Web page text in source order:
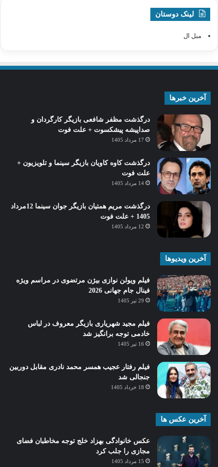
لینک دوستان
مبل ال
آخرین خبرها
درگذشت مظفر شافعی بازیگر کارگردان و
صداپیشه پیشکسوت + علت فوت
17 مرداد 1405
درگذشت کاوه کاویان بازیگر سینما و تلویزیون +
علت فوت
14 مرداد 1405
درگذشت مریم همتیان بازیگر جوان سینما 12مرداد
1405 + علت فوت
12 مرداد 1405
آخرین ویدیوها
فیلم ویولن نوازی بیژن مرتضوی در مراسم ویژه
فینال جام جهانی 2026
29 تیر 1405
فیلم مجید شهریاری بازیگر معروف در لباس
خادمی توجه برانگیز شد
16 تیر 1405
فیلم رفتار عجیب همسر محمد نادری مقابل دوربین
جنجالی شد
18 خرداد 1405
آخرین عکس ها
عکس خانوادگی بهزاد خلج توجه مخاطبان فضای
مجازی را جلب کرد
15 مرداد 1405